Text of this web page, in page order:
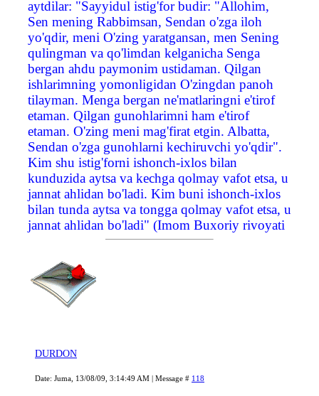
aytdilar: "Sayyidul istig'for budir: "Allohim,
Sen mening Rabbimsan, Sendan o'zga iloh
yo'qdir, meni O'zing yaratgansan, men Sening
qulingman va qo'limdan kelganicha Senga
bergan ahdu paymonim ustidaman. Qilgan
ishlarimning yomonligidan O'zingdan panoh
tilayman. Menga bergan ne'matlaringni e'tirof
etaman. Qilgan gunohlarimni ham e'tirof
etaman. O'zing meni mag'firat etgin. Albatta,
Sendan o'zga gunohlarni kechiruvchi yo'qdir".
Kim shu istig'forni ishonch-ixlos bilan
kunduzida aytsa va kechga qolmay vafot etsa, u
jannat ahlidan bo'ladi. Kim buni ishonch-ixlos
bilan tunda aytsa va tongga qolmay vafot etsa, u
jannat ahlidan bo'ladi" (Imom Buxoriy rivoyati
DURDON
Date: Juma, 13/08/09, 3:14:49 AM | Message # 118